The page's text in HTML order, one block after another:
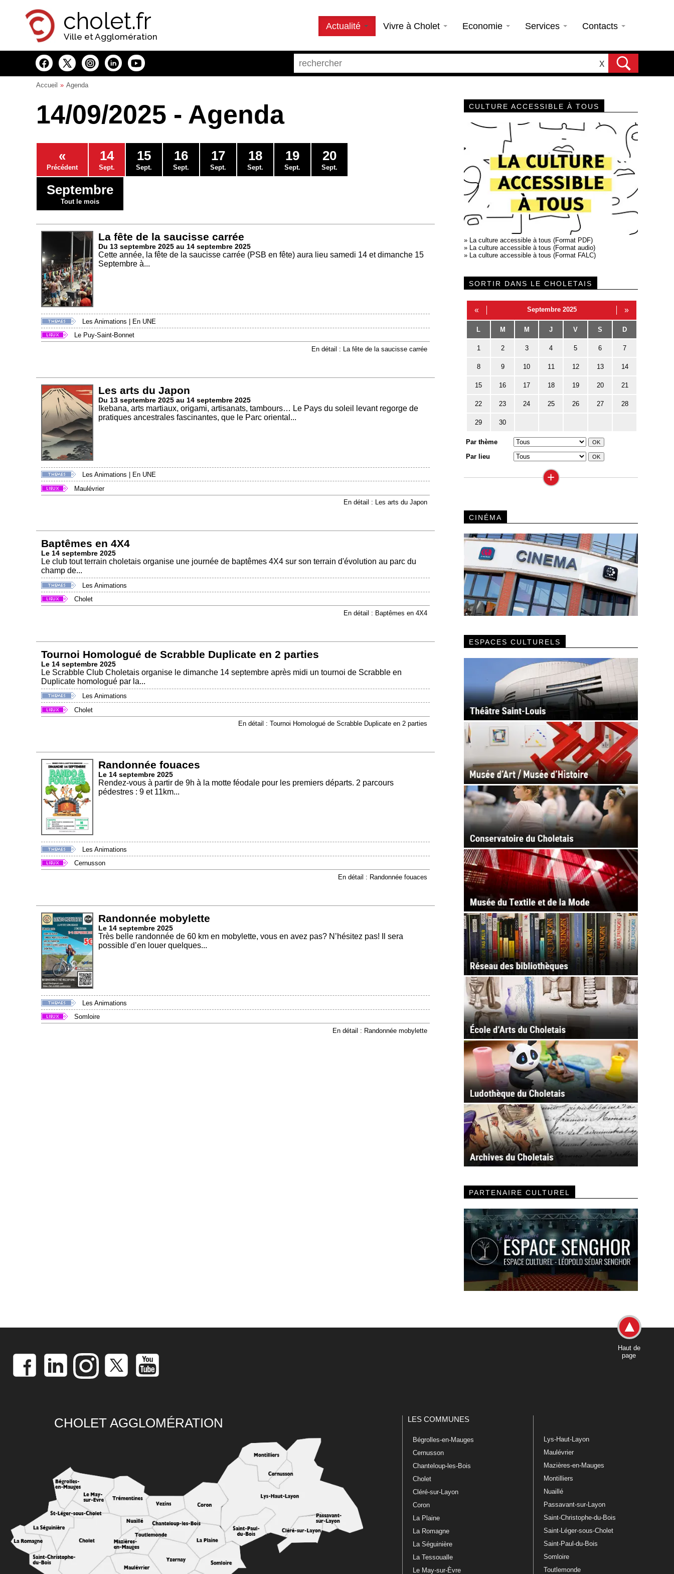
cholet.fr
Ville et Agglomération
Actualité Vivre à Cholet Economie Services Contacts
X
Accueil Agenda
14/09/2025 - Agenda
«
Précédent
14
Sept.
15
Sept.
16
Sept.
17
Sept.
18
Sept.
19
Sept.
20
Sept.
Septembre
Tout le mois
La fête de la saucisse carrée
Du 13 septembre 2025 au 14 septembre 2025
Cette année, la fête de la saucisse carrée (PSB en fête) aura lieu samedi 14 et dimanche 15
Septembre à...
Les Animations | En UNE
Le Puy-Saint-Bonnet
En détail : La fête de la saucisse carrée
Les arts du Japon
Du 13 septembre 2025 au 14 septembre 2025
Ikebana, arts martiaux, origami, artisanats, tambours… Le Pays du soleil levant regorge de
pratiques ancestrales fascinantes, que le Parc oriental...
Les Animations
En UNE
Maulévrier
En détail : Les arts du Japon
Baptêmes en 4X4
Le 14 septembre 2025
Le club tout terrain choletais organise une journée de baptêmes 4X4 sur son terrain d'évolution au parc du
champ de...
Les Animations
Cholet
En détail : Baptêmes en 4X4
Tournoi Homologué de Scrabble Duplicate en 2 parties
Le 14 septembre 2025
Le Scrabble Club Choletais organise le dimanche 14 septembre après midi un tournoi de Scrabble en
Duplicate homologué par la...
Les Animations
Cholet
En détail : Tournoi Homologué de Scrabble Duplicate en 2 parties
Randonnée fouaces
Le 14 septembre 2025
Rendez-vous à partir de 9h à la motte féodale pour les premiers départs. 2 parcours
pédestres : 9 et 11km...
Les Animations
Cernusson
En détail : Randonnée fouaces
Randonnée mobylette
Le 14 septembre 2025
Très belle randonnée de 60 km en mobylette, vous en avez pas? N’hésitez pas! Il sera
possible d’en louer quelques...
Les Animations
Somloire
En détail : Randonnée mobylette
CULTURE ACCESSIBLE À TOUS
» La culture accessible à tous (Format PDF)
» La culture accessible à tous (Format audio)
» La culture accessible à tous (Format FALC)
SORTIR DANS LE CHOLETAIS
« Septembre 2025 »
L M M J V S D
1 2 3 4 5 6 7
8 9 10 11 12 13 14
15 16 17 18 19 20 21
22 23 24 25 26 27 28
29 30
Par thème
Par lieu
+
CINÉMA
ESPACES CULTURELS
PARTENAIRE CULTUREL
Haut de
page
CHOLET AGGLOMÉRATION LES COMMUNES
Bégrolles-en-Mauges
Cernusson
Chanteloup-les-Bois
Cholet
Cléré-sur-Layon
Coron
La Plaine
La Romagne
La Séguinière
La Tessoualle
Le May-sur-Èvre
Lys-Haut-Layon
Maulévrier
Mazières-en-Mauges
Montilliers
Nuaillé
Passavant-sur-Layon
Saint-Christophe-du-Bois
Saint-Léger-sous-Cholet
Saint-Paul-du-Bois
Somloire
Toutlemonde